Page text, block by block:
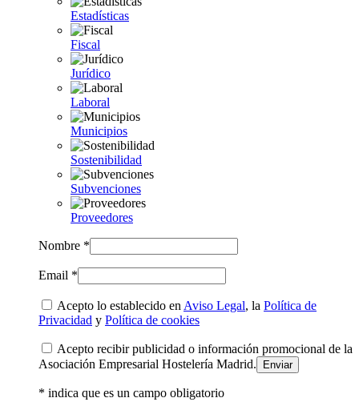
Estadísticas
Fiscal
Jurídico
Laboral
Municipios
Sostenibilidad
Subvenciones
Proveedores
Nombre *
Email *
Acepto lo establecido en Aviso Legal, la Política de
Privacidad y Política de cookies
Acepto recibir publicidad o información promocional de la
Asociación Empresarial Hostelería Madrid.
* indica que es un campo obligatorio